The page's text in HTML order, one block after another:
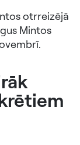
otrreizējā
Mintos